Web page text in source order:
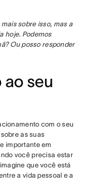
sobre isso, mas a
hoje. Podemos
Ou posso responder
ao seu
com o seu
as suas
importante em
você precisa estar
que você está
a vida pessoal e a